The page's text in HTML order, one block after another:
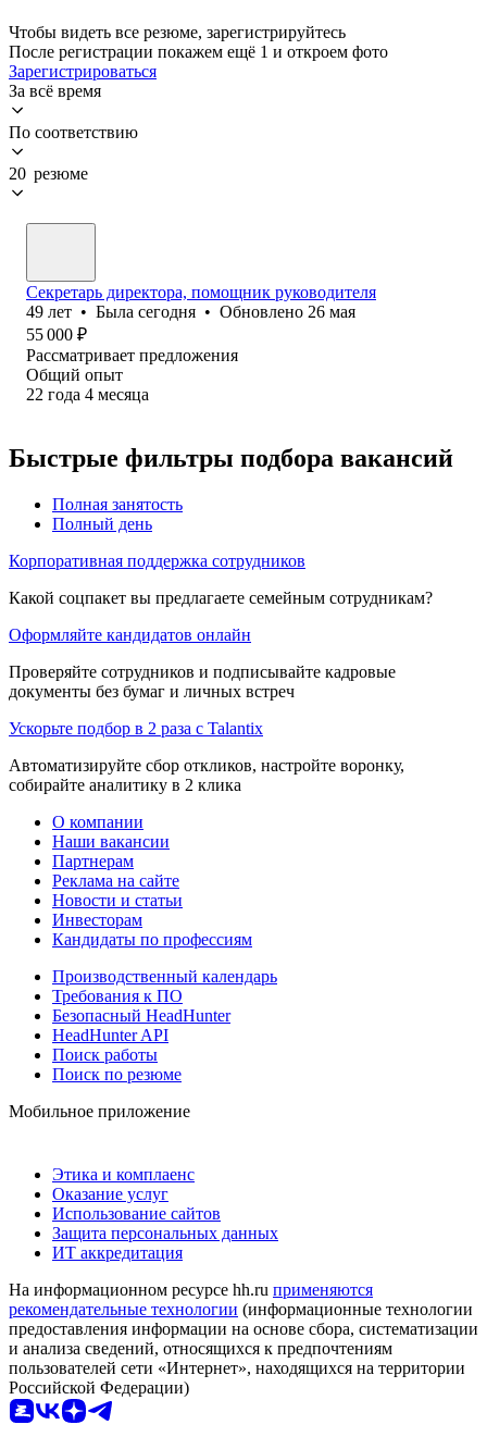
Чтобы видеть все резюме, зарегистрируйтесь
После регистрации покажем ещё 1 и откроем фото
Зарегистрироваться
За всё время
По соответствию
20 резюме
Секретарь директора, помощник руководителя
49 лет • Была сегодня • Обновлено 26 мая
55 000 ₽
Рассматривает предложения
Общий опыт
22 года 4 месяца
Быстрые фильтры подбора вакансий
Полная занятость
Полный день
Корпоративная поддержка сотрудников
Какой соцпакет вы предлагаете семейным сотрудникам?
Оформляйте кандидатов онлайн
Проверяйте сотрудников и подписывайте кадровые
документы без бумаг и личных встреч
Ускорьте подбор в 2 раза с Talantix
Автоматизируйте сбор откликов, настройте воронку,
собирайте аналитику в 2 клика
О компании
Наши вакансии
Партнерам
Реклама на сайте
Новости и статьи
Инвесторам
Кандидаты по профессиям
Производственный календарь
Требования к ПО
Безопасный HeadHunter
HeadHunter API
Поиск работы
Поиск по резюме
Мобильное приложение
Этика и комплаенс
Оказание услуг
Использование сайтов
Защита персональных данных
ИТ аккредитация
На информационном ресурсе hh.ru применяются
рекомендательные технологии (информационные технологии
предоставления информации на основе сбора, систематизации
и анализа сведений, относящихся к предпочтениям
пользователей сети «Интернет», находящихся на территории
Российской Федерации)